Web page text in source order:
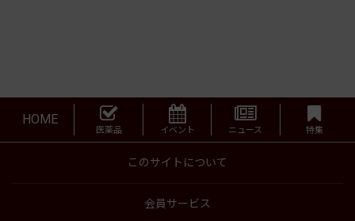
HOME
医薬品 イベント ニュース 特集
このサイトについて
会員サービス